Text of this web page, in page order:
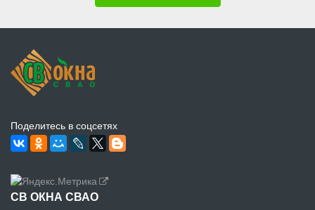
Поделитесь в соцсетях
СВ ОКНА СВАО